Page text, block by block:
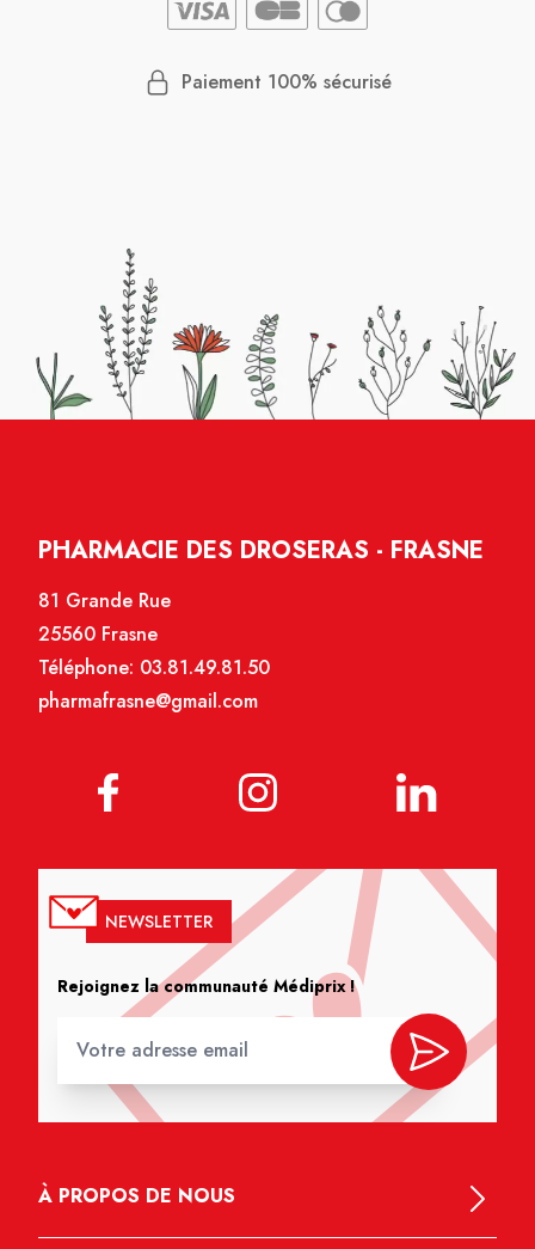
Paiement 100% sécurisé
PHARMACIE DES DROSERAS - FRASNE
81 Grande Rue
25560 Frasne
Téléphone: 03.81.49.81.50
pharmafrasne@gmail.com
NEWSLETTER
Rejoignez la communauté Médiprix !
À PROPOS DE NOUS